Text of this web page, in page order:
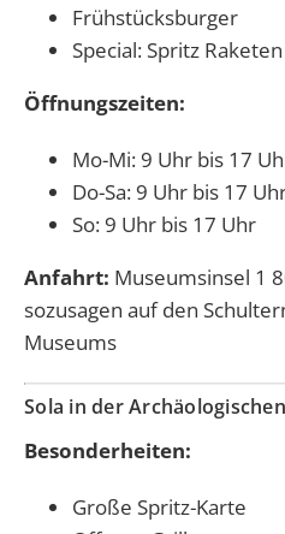
Frühstücksburger
Special: Spritz Raketen
Öffnungszeiten:
Mo-Mi: 9 Uhr bis 17
Do-Sa: 9 Uhr bis 17
So: 9 Uhr bis 17 Uhr
Anfahrt: Museumsinsel 1
sozusagen auf den
Museums
Sola in der
Besonderheiten:
Große Spritz-Karte